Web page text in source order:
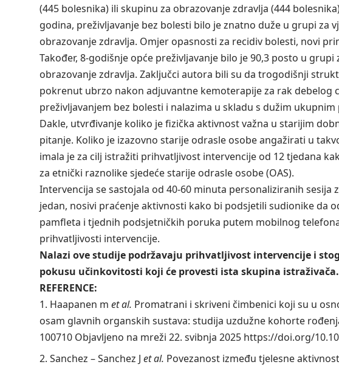
(445 bolesnika) ili skupinu za obrazovanje zdravlja (444
godina, preživljavanje bez bolesti bilo je znatno duže u grupi za
obrazovanje zdravlja. Omjer opasnosti za recidiv bolesti, novi
Također, 8-godišnje opće preživljavanje bilo je 90,3 posto u
obrazovanje zdravlja. Zaključci autora bili su da trogodišnji
pokrenut ubrzo nakon adjuvantne kemoterapije za rak debelog
preživljavanjem bez bolesti i nalazima u skladu s dužim ukupnim
Dakle, utvrđivanje koliko je fizička aktivnost važna u starijim
pitanje. Koliko je izazovno starije odrasle osobe angažirati u
imala je za cilj istražiti prihvatljivost intervencije od 12 tjedana
za etnički raznolike sjedeće starije odrasle osobe (OAS).
Intervencija se sastojala od 40-60 minuta personaliziranih sesija
jedan, nosivi praćenje aktivnosti kako bi podsjetili sudionike da
pamfleta i tjednih podsjetničkih poruka putem mobilnog
prihvatljivosti intervencije.
Nalazi ove studije podržavaju prihvatljivost intervencije i
pokusu učinkovitosti koji će provesti ista skupina istraživača.
REFERENCE:
Haapanen m et al. Promatrani i skriveni čimbenici koji su u
osam glavnih organskih sustava: studija uzdužne kohorte
100710 Objavljeno na mreži 22. svibnja 2025 https://doi.org/
Sanchez – Sanchez J et al. Povezanost između tjelesne